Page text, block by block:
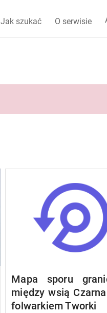
Jak szukać O serwisie
Mapa sporu
między wsią
folwarkiem Tworki